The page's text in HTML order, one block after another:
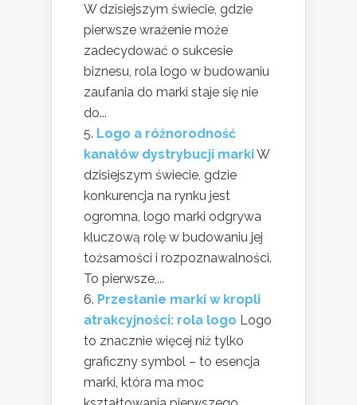
W dzisiejszym świecie, gdzie
pierwsze wrażenie może
zadecydować o sukcesie
biznesu, rola logo w budowaniu
zaufania do marki staje się nie
do...
Logo a różnorodność
kanałów dystrybucji markiW
dzisiejszym świecie, gdzie
konkurencja na rynku jest
ogromna, logo marki odgrywa
kluczową rolę w budowaniu jej
tożsamości i rozpoznawalności.
To pierwsze,...
Przesłanie marki w kropli
atrakcyjności: rola logo Logo
to znacznie więcej niż tylko
graficzny symbol – to esencja
marki, która ma moc